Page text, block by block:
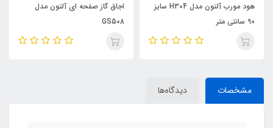
هود مورب آلتون مدل H304 سایز
90 سانتی متر
اجاق گاز صفحه ای آلتون مدل
GS508
مشخصات دیدگاه‌ها